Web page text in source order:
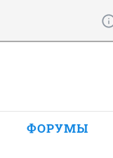
ФОРУМЫ